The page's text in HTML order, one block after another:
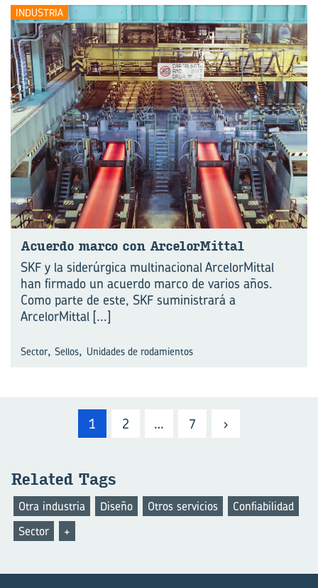
INDUSTRIA
Acuer­do marco con Ar­ce­lor­Mit­tal
SKF y la siderúrgica multinacional ArcelorMittal
han firmado un acuerdo marco de varios años.
Como parte de este, SKF suministrará a
ArcelorMittal [...]
Sector, Sellos, Unidades de rodamientos
1 2 … 7 ›
Re­la­ted Tags
+
Otra industria Diseño Otros servicios
Confiabilidad
Sector